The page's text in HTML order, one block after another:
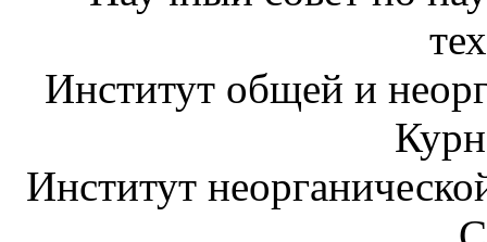
Институт общей и
Институт